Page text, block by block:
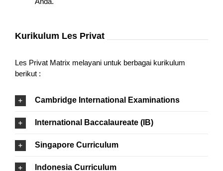
Kurikulum Les Privat
Les Privat Matrix melayani untuk berbagai kurikulum
berikut :
Cambridge International Examinations
International Baccalaureate (IB)
Singapore Curriculum
Indonesia Curriculum